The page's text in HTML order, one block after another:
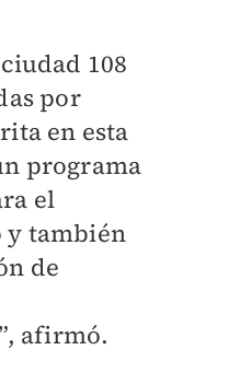
108
por
en esta
programa
el
también
de
afirmó.